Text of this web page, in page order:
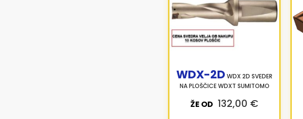
WDX-2D WDX 2D SVEDER
NA PLOŠČICE WDXT SUMITOMO
ŽE OD 132,00 €